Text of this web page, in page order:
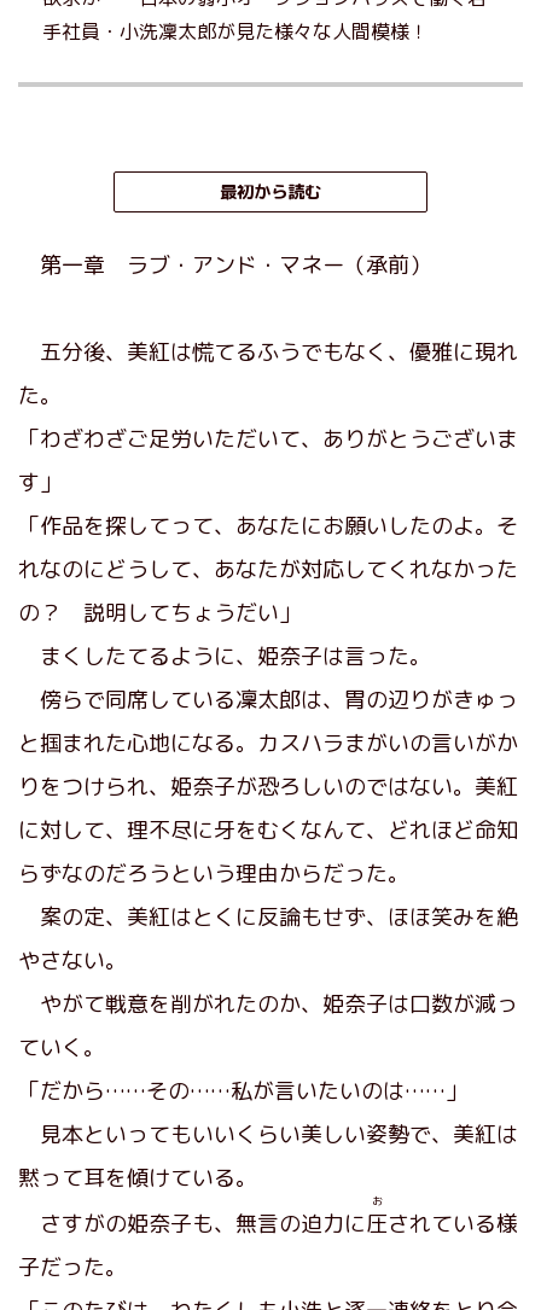
手社員・小洗凜太郎が見た様々な人間模様！
最初から読む
第一章 ラブ・アンド・マネー（承前）
五分後、美紅は慌てるふうでもなく、優雅に現れ
た。
「わざわざご足労いただいて、ありがとうございま
す」
「作品を探してって、あなたにお願いしたのよ。そ
れなのにどうして、あなたが対応してくれなかった
の？ 説明してちょうだい」
まくしたてるように、姫奈子は言った。
傍らで同席している凜太郎は、胃の辺りがきゅっ
と掴まれた心地になる。カスハラまがいの言いがか
りをつけられ、姫奈子が恐ろしいのではない。美紅
に対して、理不尽に牙をむくなんて、どれほど命知
らずなのだろうという理由からだった。
案の定、美紅はとくに反論もせず、ほほ笑みを絶
やさない。
やがて戦意を削がれたのか、姫奈子は口数が減っ
ていく。
「だから……その……私が言いたいのは……」
見本といってもいいくらい美しい姿勢で、美紅は
黙って耳を傾けている。
さすがの姫奈子も、無言の迫力に圧
お
されている様
子だった。